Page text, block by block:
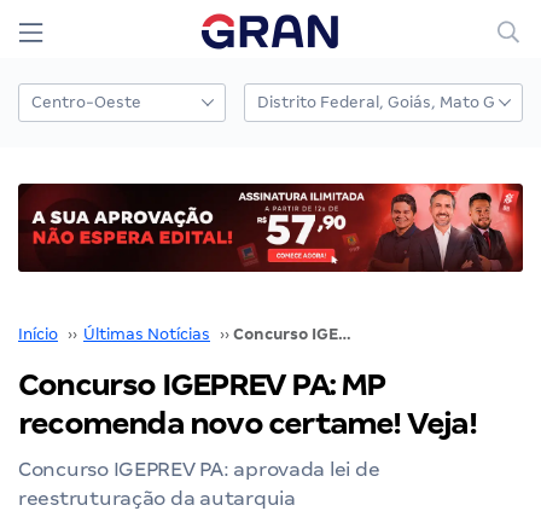
Início ›› Últimas Notícias ›› Concurso IGEPREV PA: MP recomenda novo certame! Veja!
Concurso IGEPREV PA: MP
recomenda novo certame! Veja!
Concurso IGEPREV PA: aprovada lei de
reestruturação da autarquia